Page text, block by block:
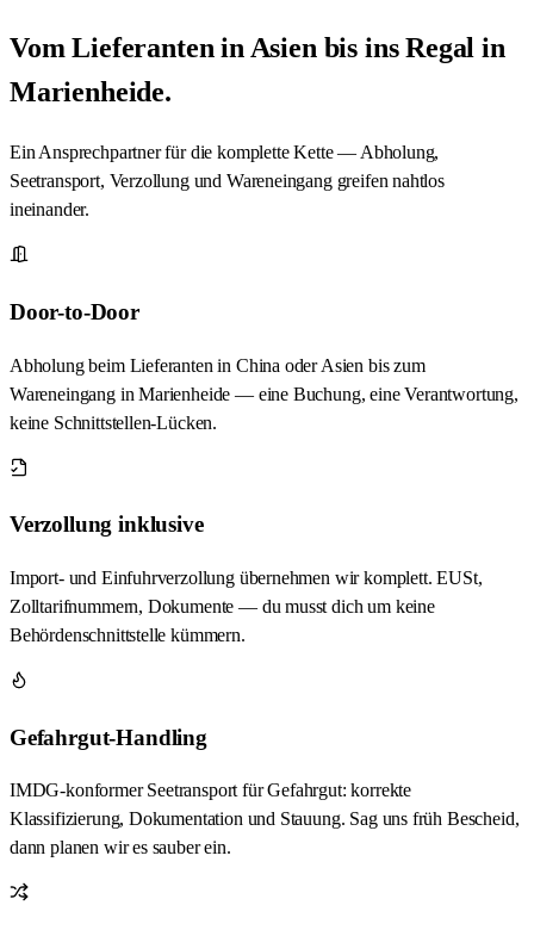
Vom Lieferanten in Asien bis ins Regal in
Marienheide.
Ein Ansprechpartner für die komplette Kette — Abholung,
Seetransport, Verzollung und Wareneingang greifen nahtlos
ineinander.
Door-to-Door
Abholung beim Lieferanten in China oder Asien bis zum
Wareneingang in Marienheide — eine Buchung, eine Verantwortung,
keine Schnittstellen-Lücken.
Verzollung inklusive
Import- und Einfuhrverzollung übernehmen wir komplett. EUSt,
Zolltarifnummern, Dokumente — du musst dich um keine
Behördenschnittstelle kümmern.
Gefahrgut-Handling
IMDG-konformer Seetransport für Gefahrgut: korrekte
Klassifizierung, Dokumentation und Stauung. Sag uns früh Bescheid,
dann planen wir es sauber ein.